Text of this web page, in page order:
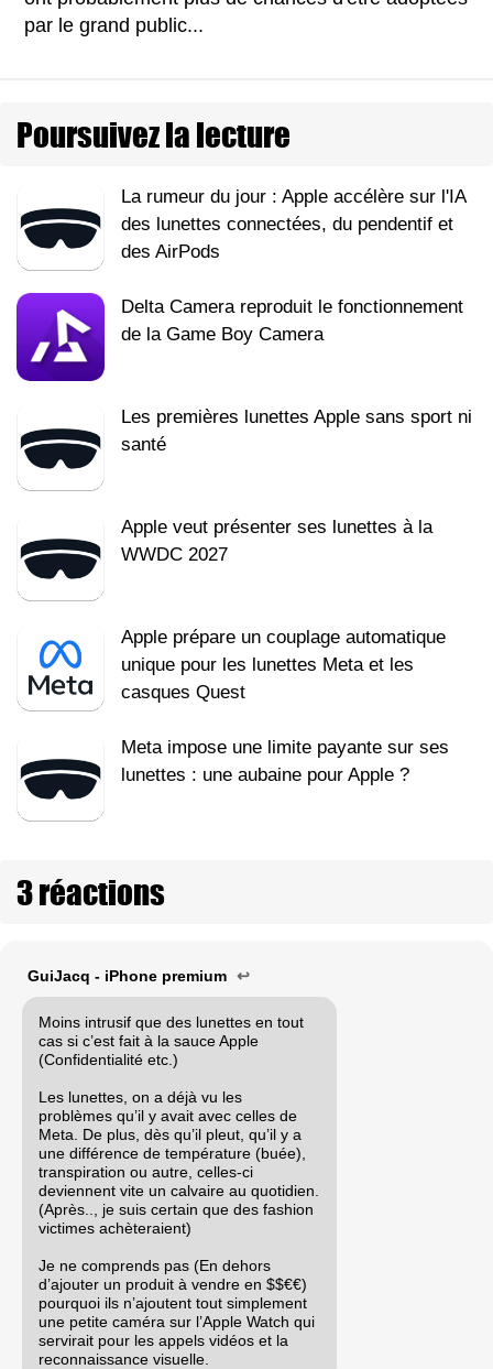
par le grand public...
Poursuivez la lecture
La rumeur du jour : Apple accélère sur l'IA
des lunettes connectées, du pendentif et
des AirPods
Delta Camera reproduit le fonctionnement
de la Game Boy Camera
Les premières lunettes Apple sans sport ni
santé
Apple veut présenter ses lunettes à la
WWDC 2027
Apple prépare un couplage automatique
unique pour les lunettes Meta et les
casques Quest
Meta impose une limite payante sur ses
lunettes : une aubaine pour Apple ?
3 réactions
GuiJacq - iPhone premium ↩
Moins intrusif que des lunettes en tout
cas si c’est fait à la sauce Apple
(Confidentialité etc.)
Les lunettes, on a déjà vu les
problèmes qu’il y avait avec celles de
Meta. De plus, dès qu’il pleut, qu’il y a
une différence de température (buée),
transpiration ou autre, celles-ci
deviennent vite un calvaire au quotidien.
(Après.., je suis certain que des fashion
victimes achèteraient)
Je ne comprends pas (En dehors
d’ajouter un produit à vendre en $$€€)
pourquoi ils n’ajoutent tout simplement
une petite caméra sur l’Apple Watch qui
servirait pour les appels vidéos et la
reconnaissance visuelle.